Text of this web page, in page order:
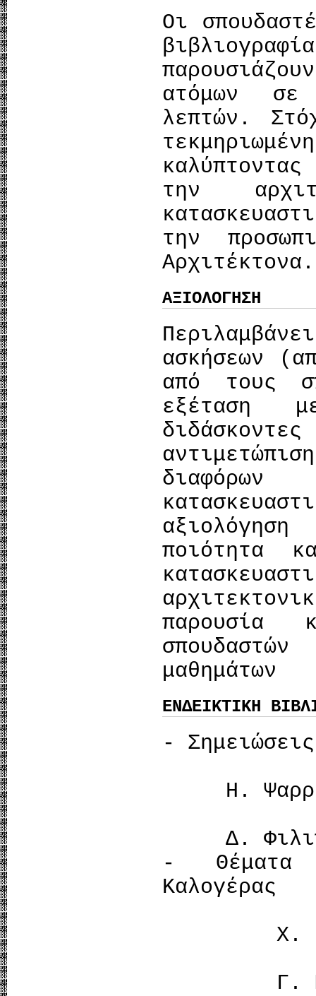
Οι
ατόμων σε
λεπτών.
την
την
Αρχιτέκτονα.
ΑΞΙΟΛΟΓΗΣΗ
ασκήσεων
από τους
εξέταση
ποιότητα
παρουσία
μαθημάτων
ΕΝΔΕΙΚΤΙΚΗ
-
Η.
Δ.
- Θέματα
Καλογέρας
Χ.
Γ.